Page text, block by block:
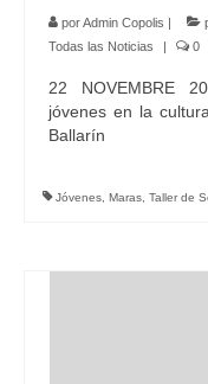
porAdmin Copolis
Todas las Noticias
0
22 NOVEMBRE
jóvenes en la
Ballarín
Jóvenes, Maras, Taller de